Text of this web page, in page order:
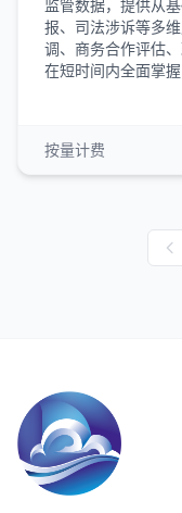
监管数据，提供从
报、司法涉诉等多
调、商务合作评估
在短时间内全面掌
按量计费